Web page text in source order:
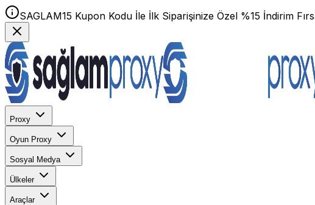
SAGLAM15 Kupon Kodu İle İlk Siparişinize Özel %15 İndirim
Proxy
Oyun Proxy
Sosyal Medya
Ülkeler
Araçlar